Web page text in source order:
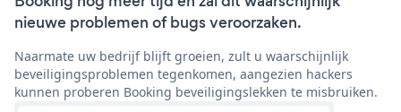
nieuwe problemen of bugs veroorzaken.
Naarmate uw bedrijf blijft groeien, zult u waarschijnlijk
beveiligingsproblemen tegenkomen, aangezien hackers
kunnen proberen Booking beveiligingslekken te misbruiken.